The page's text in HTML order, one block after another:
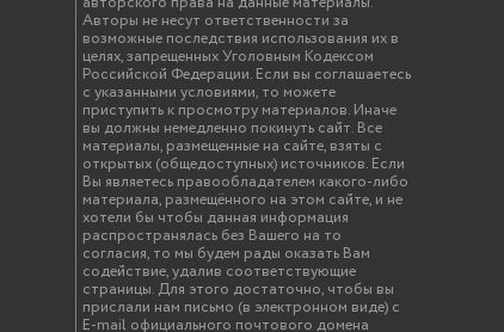
Авторы не несут ответственности за
возможные последствия использования их в
целях, запрещенных Уголовным Кодексом
Российской Федерации. Если вы соглашаетесь
с указанными условиями, то можете
приступить к просмотру материалов. Иначе
вы должны немедленно покинуть сайт. Все
материалы, размещенные на сайте, взяты с
открытых (общедоступных) источников. Если
Вы являетесь правообладателем какого-либо
материала, размещённого на этом сайте, и не
хотели бы чтобы данная информация
распространялась без Вашего на то
согласия, то мы будем рады оказать Вам
содействие, удалив соответствующие
страницы. Для этого достаточно, чтобы вы
прислали нам письмо (в электронном виде) с
E-mail официального почтового домена